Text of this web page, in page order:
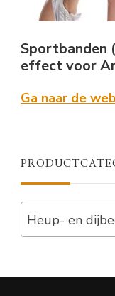
Sportbanden
effect voor
Ga naar de
Heup- en